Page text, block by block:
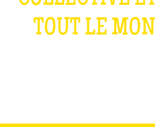
TOUT LE